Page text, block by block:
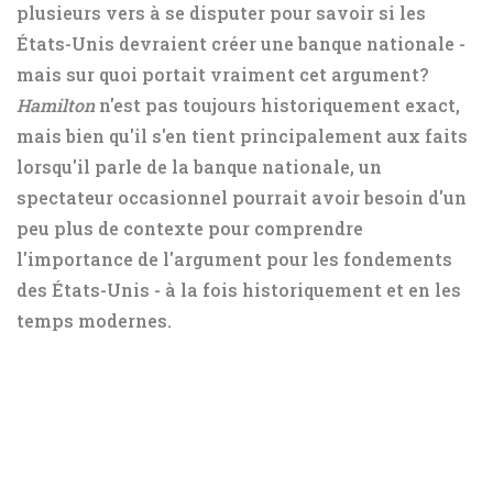
plusieurs vers à se disputer pour savoir si les
États-Unis devraient créer une banque nationale -
mais sur quoi portait vraiment cet argument?
Hamiltonn'est pas toujours historiquement exact,
mais bien qu'il s'en tient principalement aux faits
lorsqu'il parle de la banque nationale, un
spectateur occasionnel pourrait avoir besoin d'un
peu plus de contexte pour comprendre
l'importance de l'argument pour les fondements
des États-Unis - à la fois historiquement et en les
temps modernes.